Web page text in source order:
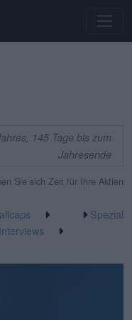
145 Tage bis zum
Jahresende
Sie sich Zeit für Ihre Aktien
Interviews
Spezial